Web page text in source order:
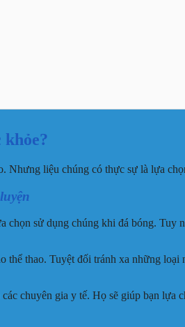
khỏe?
liệu chúng có thực sự là lựa
sử dụng chúng khi đá bóng. Tuy
thể thao. Tuyệt đối tránh xa những
chuyên gia y tế. Họ sẽ giúp bạn